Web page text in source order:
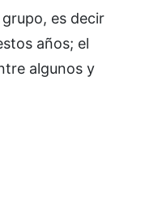
es decir
años; el
algunos y